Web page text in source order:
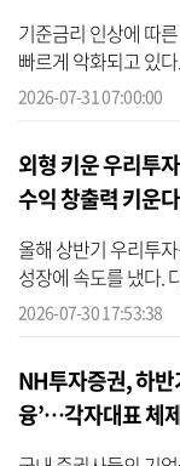
기준금리 인상에 따
빠르게 악화되고 있
드론 금리를 올리며
2026-07-31 07:00:00
외형 키운 우리투
수익 창출력 키운다
올해 상반기 우리투
성장에 속도를 냈다.
이익과 당기순이익은
2026-07-30 17:53:38
NH투자증권, 하반
융’…각자대표 체